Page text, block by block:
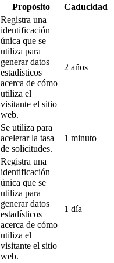
Propósito Caducidad
Registra una
identificación
única que se
utiliza para
generar datos
estadísticos
acerca de cómo
utiliza el
visitante el sitio
web.
2 años
Se utiliza para
acelerar la tasa
de solicitudes.
1 minuto
Registra una
identificación
única que se
utiliza para
generar datos
estadísticos
acerca de cómo
utiliza el
visitante el sitio
web.
1 día